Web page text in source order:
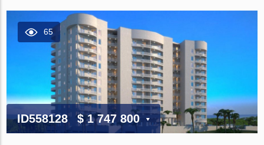
65
ID558128 $ 1 747 800